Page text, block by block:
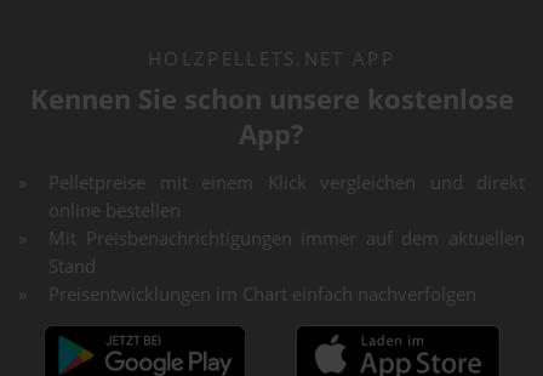
HOLZPELLETS.NET APP
Kennen Sie schon unsere kostenlose
App?
Pelletpreise mit einem Klick vergleichen und direkt
online bestellen
Mit Preisbenachrichtigungen immer auf dem aktuellen
Stand
Preisentwicklungen im Chart einfach nachverfolgen